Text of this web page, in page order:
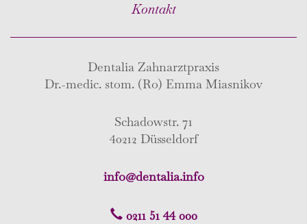
Kontakt
Dentalia Zahnarztpraxis
Dr.-medic. stom. (Ro) Emma Miasnikov
Schadowstr. 71
40212 Düsseldorf
info@dentalia.info
0211 51 44 000